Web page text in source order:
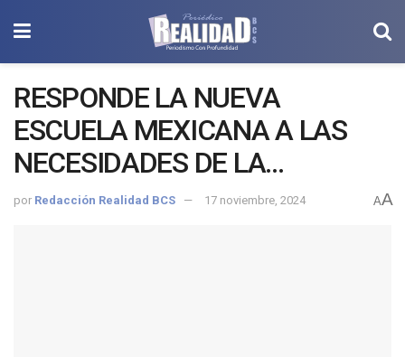
RESPONDE LA NUEVA
ESCUELA MEXICANA A LAS
NECESIDADES DE LA
SOCIEDAD ACTUAL: SEP
por Redacción Realidad BCS 17 noviembre, 2024 AA